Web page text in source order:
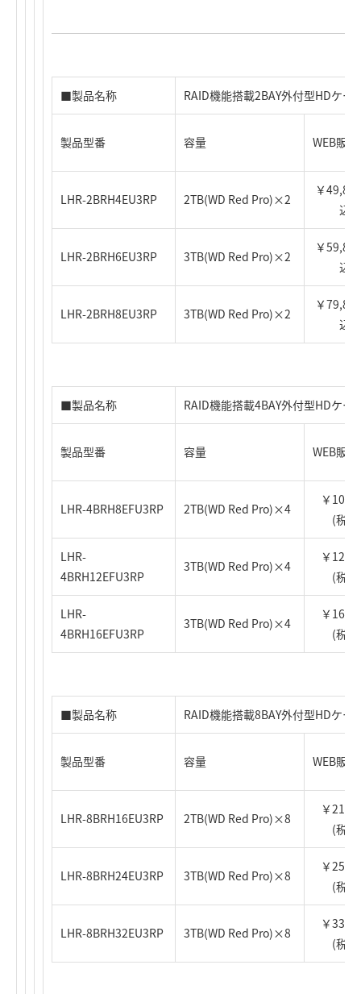
■製品名称 RAID機能搭載2BAY外付型HDケー
製品型番 容量 WEB販
LHR-2BRH4EU3RP 2TB(WD Red Pro)×2
￥
込)
LHR-2BRH6EU3RP 3TB(WD Red Pro)×2
￥
込)
LHR-2BRH8EU3RP 3TB(WD Red Pro)×2
￥
込)
■製品名称 RAID機能搭載4BAY外付型HDケー
製品型番 容量 WEB販
LHR-4BRH8EFU3RP 2TB(WD Red Pro)×4
￥
(税
LHR-
4BRH12EFU3RP
3TB(WD Red Pro)×4
￥
(税
LHR-
4BRH16EFU3RP
3TB(WD Red Pro)×4
￥
(税
■製品名称 RAID機能搭載8BAY外付型HDケー
製品型番 容量 WEB販
LHR-8BRH16EU3RP 2TB(WD Red Pro)×8
￥
(税
LHR-8BRH24EU3RP 3TB(WD Red Pro)×8
￥
(税
LHR-8BRH32EU3RP 3TB(WD Red Pro)×8
￥
(税